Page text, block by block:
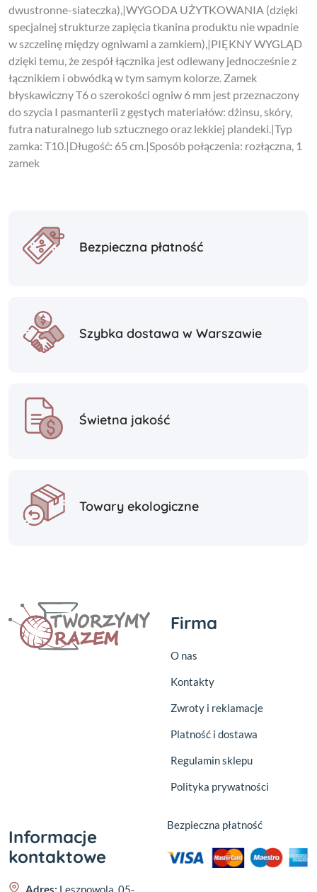
dwustronne-siateczka),|WYGODA UŻYTKOWANIA (dzięki
specjalnej strukturze zapięcia tkanina produktu nie wpadnie
w szczelinę między ogniwami a zamkiem),|PIĘKNY WYGLĄD
dzięki temu, że zespół łącznika jest odlewany jednocześnie z
łącznikiem i obwódką w tym samym kolorze. Zamek
błyskawiczny T6 o szerokości ogniw 6 mm jest przeznaczony
do szycia I pasmanterii z gęstych materiałów: dżinsu, skóry,
futra naturalnego lub sztucznego oraz lekkiej plandeki.|Typ
zamka: T10.|Długość: 65 cm.|Sposób połączenia: rozłączna, 1
zamek
Bezpieczna płatność
Szybka dostawa w Warszawie
Świetna jakość
Towary ekologiczne
Firma
O nas
Kontakty
Zwroty i reklamacje
Platność i dostawa
Regulamin sklepu
Polityka prywatności
Informacje
kontaktowe
Adres: Lesznowola, 05-
Bezpieczna płatność